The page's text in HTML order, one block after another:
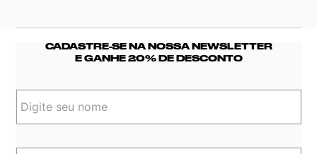
CADASTRE-SE NA NOSSA NEWSLETTER
E GANHE 20% DE DESCONTO